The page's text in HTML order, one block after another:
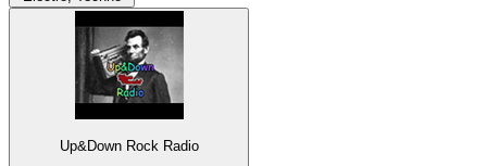
Up&Down Rock Radio